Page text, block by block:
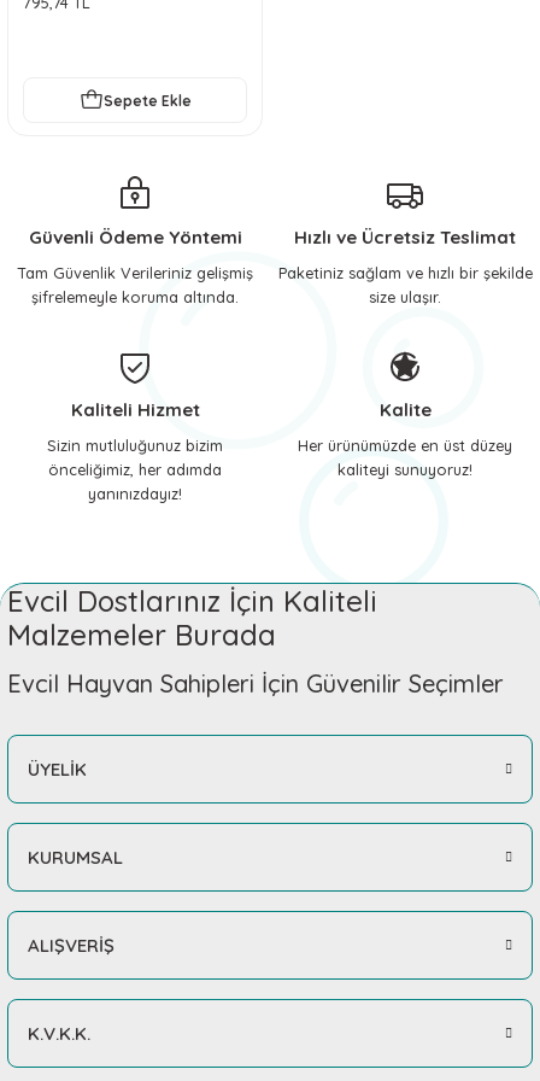
Sepete Ekle
Güvenli Ödeme Yöntemi
Tam Güvenlik Verileriniz gelişmiş
şifrelemeyle koruma altında.
Hızlı ve Ücretsiz Teslimat
Paketiniz sağlam ve hızlı bir şekilde
size ulaşır.
Kaliteli Hizmet
Sizin mutluluğunuz bizim
önceliğimiz, her adımda
yanınızdayız!
Kalite
Her ürünümüzde en üst düzey
kaliteyi sunuyoruz!
Evcil Dostlarınız İçin Kaliteli
Malzemeler Burada
Evcil Hayvan Sahipleri İçin Güvenilir Seçimler
ÜYELİK
KURUMSAL
ALIŞVERİŞ
K.V.K.K.